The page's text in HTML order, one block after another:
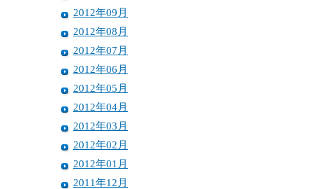
2012年09月
2012年08月
2012年07月
2012年06月
2012年05月
2012年04月
2012年03月
2012年02月
2012年01月
2011年12月